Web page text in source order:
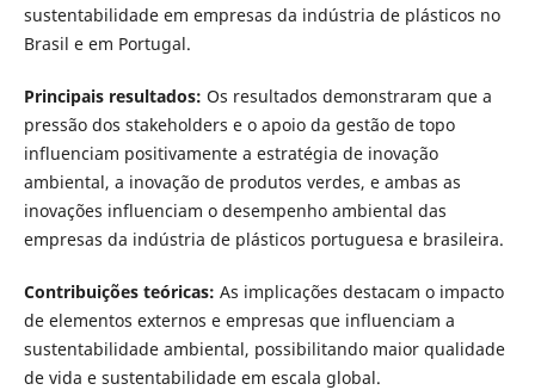
sustentabilidade em empresas da indústria de plásticos no
Brasil e em Portugal.
Principais resultados: Os resultados demonstraram que a
pressão dos stakeholders e o apoio da gestão de topo
influenciam positivamente a estratégia de inovação
ambiental, a inovação de produtos verdes, e ambas as
inovações influenciam o desempenho ambiental das
empresas da indústria de plásticos portuguesa e brasileira.
Contribuições teóricas: As implicações destacam o impacto
de elementos externos e empresas que influenciam a
sustentabilidade ambiental, possibilitando maior qualidade
de vida e sustentabilidade em escala global.